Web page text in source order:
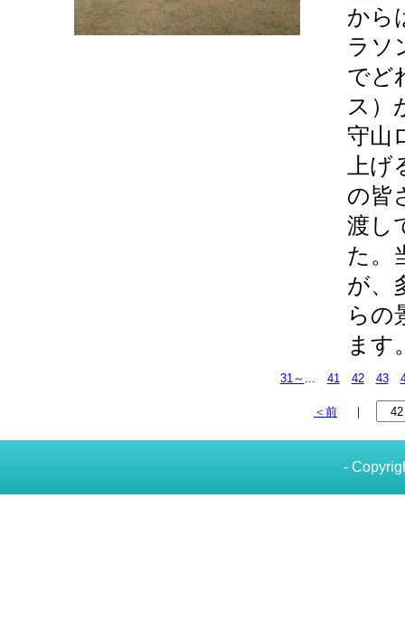
から
ラソ
でど
ス）
守山
上
の皆
渡し
た。
が、
らの
ます
31～ ... 41 42 43
＜前 ｜
-